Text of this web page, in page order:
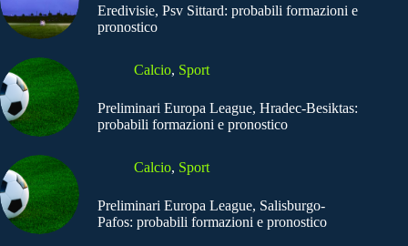
Eredivisie, Psv Sittard: probabili formazioni e
pronostico
Calcio, Sport
Preliminari Europa League, Hradec-Besiktas:
probabili formazioni e pronostico
Calcio, Sport
Preliminari Europa League, Salisburgo-
Pafos: probabili formazioni e pronostico